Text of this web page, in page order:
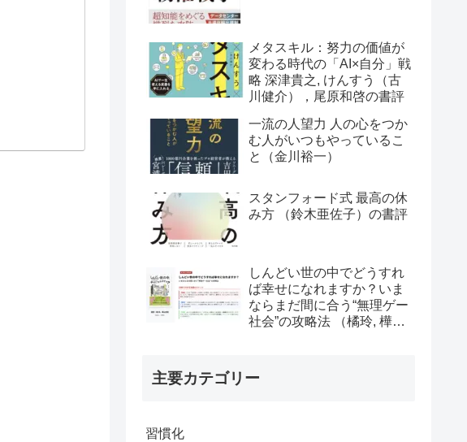
メタスキル：努力の価値が
変わる時代の「AI×自分」戦
略 深津貴之, けんすう（古
川健介），尾原和啓の書評
一流の人望力 人の心をつか
む人がいつもやっているこ
と（金川裕一）
スタンフォード式 最高の休
み方 （鈴木亜佐子）の書評
しんどい世の中でどうすれ
ば幸せになれますか？いま
ならまだ間に合う“無理ゲー
社会”の攻略法 （橘玲, 樺山
主要カテゴリー
習慣化